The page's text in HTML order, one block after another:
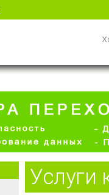
Услуги